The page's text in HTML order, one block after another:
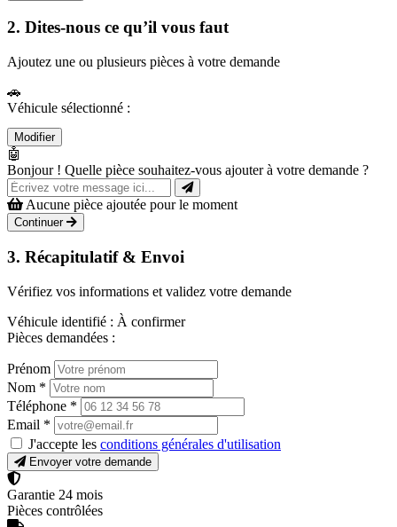
2. Dites-nous ce qu’il vous faut
Ajoutez une ou plusieurs pièces à votre demande
🚗
Véhicule sélectionné :
Modifier
🤖
Bonjour ! Quelle pièce souhaitez-vous ajouter à votre demande ?
Aucune pièce ajoutée pour le moment
Continuer
3. Récapitulatif & Envoi
Vérifiez vos informations et validez votre demande
Véhicule identifié : À confirmer
Pièces demandées :
Prénom
Nom *
Téléphone *
Email *
J'accepte les conditions générales d'utilisation
Envoyer votre demande
Garantie 24 mois
Pièces contrôlées